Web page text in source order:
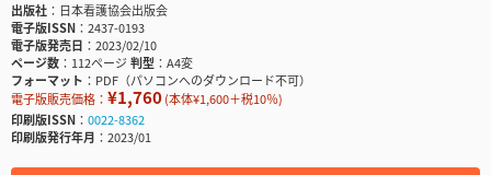
出版社
日本看護協会出版会
電子版ISSN
2437-0193
電子版発売日
2023/02/10
ページ数
112ページ判型
A4変
フォーマット
PDF（パソコンへのダウンロード不可）
電子版販売価格： ¥1,760(本体¥1,600＋税10％)
印刷版ISSN
0022-8362
印刷版発行年月
2023/01